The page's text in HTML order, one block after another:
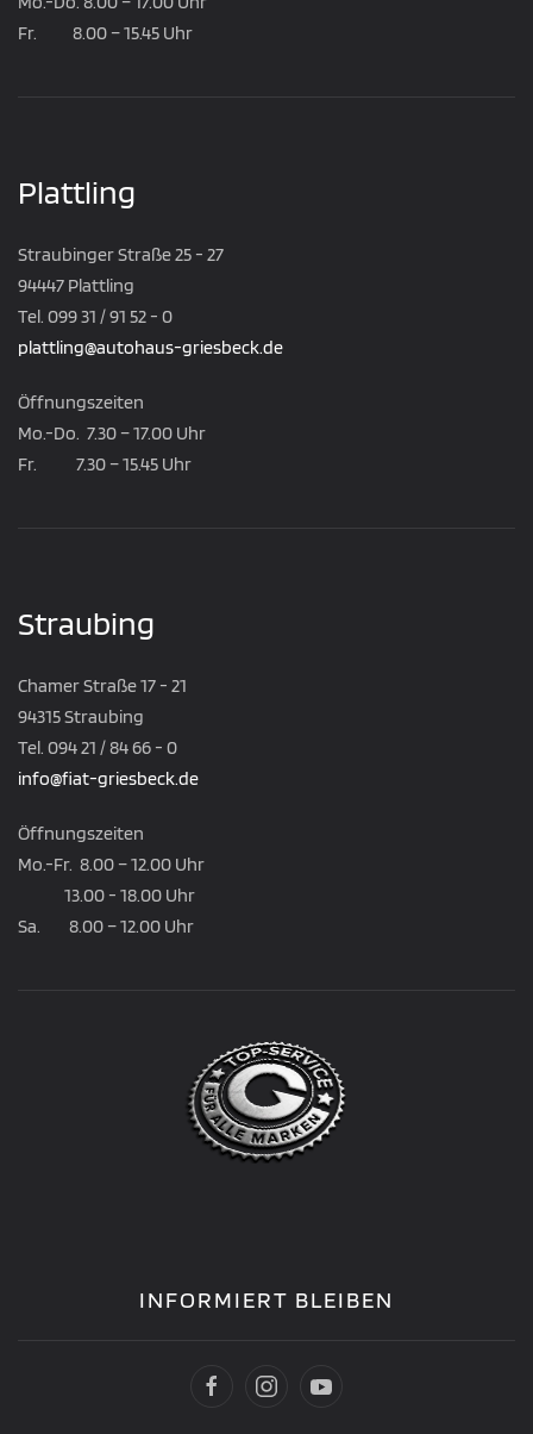
Fr. 8.00 – 15.45 Uhr
Plattling
Straubinger Straße 25 - 27
94447 Plattling
Tel. 099 31 / 91 52 - 0
plattling@autohaus-griesbeck.de
Öffnungszeiten
Mo.-Do. 7.30 – 17.00 Uhr
Fr. 7.30 – 15.45 Uhr
Straubing
Chamer Straße 17 - 21
94315 Straubing
Tel. 094 21 / 84 66 - 0
info@fiat-griesbeck.de
Öffnungszeiten
Mo.-Fr. 8.00 – 12.00 Uhr
13.00 - 18.00 Uhr
Sa. 8.00 – 12.00 Uhr
INFORMIERT BLEIBEN